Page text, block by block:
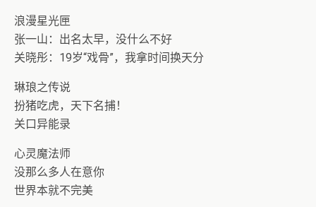
浪漫星光匣
张一山：出名太早，没什么不好
关晓彤：19岁“戏骨”，我拿时间换天分
琳琅之传说
扮猪吃虎，天下名捕！
关口异能录
心灵魔法师
没那么多人在意你
世界本就不完美